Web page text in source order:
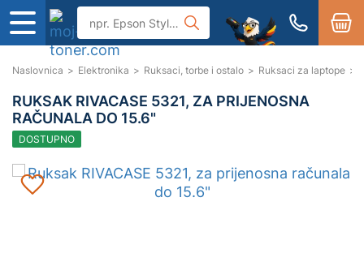
Naslovnica > Elektronika > Ruksaci, torbe i ostalo > Ruksaci za laptope >
RUKSAK RIVACASE 5321, ZA PRIJENOSNA
RAČUNALA DO 15.6"
DOSTUPNO